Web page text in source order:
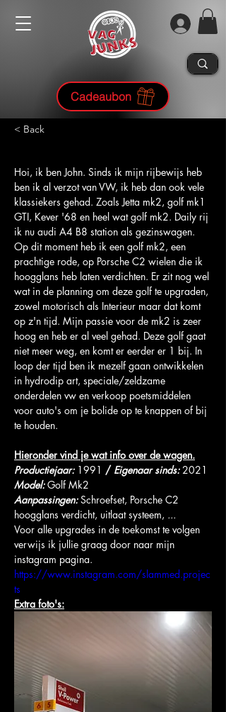
Cadeaubon
< Back
Hoi, ik ben John. Sinds ik mijn rijbewijs heb
ben ik al verzot van VW, ik heb dan ook vele
klassiekers gehad. Zoals Jetta mk2, golf mk1
GTI, Kever '68 en heel wat golf mk2. Daily rij
ik nu audi A4 B8 station als gezinswagen.
Op dit moment heb ik een golf mk2, een
prachtige rode, op Porsche C2 wielen die ik
hoogglans heb laten verdichten. Er zit nog wel
wat in de planning om deze golf te upgraden,
zowel motorisch als Interieur maar dat komt
op z'n tijd. Mijn passie voor de mk2 is zeer
hoog en heb er al veel gehad. Deze golf gaat
niet meer weg, en komt er eerder er 1 bij. In
loop der tijd ben ik mezelf gaan ontwikkelen
in hydrodip art, speciale/zeldzame
onderdelen vw en verkoop poetsmiddelen
voor auto's om je bolide op te knappen of bij
te houden.
Hieronder vind je wat info over de wagen.
Productiejaar: 1991 / Eigenaar sinds: 2021
Model: Golf Mk2
Aanpassingen: Schroefset, Porsche C2
hoogglans verdicht, uitlaat systeem, ...
Voor alle upgrades in de toekomst te volgen
verwijs ik jullie graag door naar mijn
instagram pagina.
https://www.instagram.com/slammed.projec
ts
Extra foto's: